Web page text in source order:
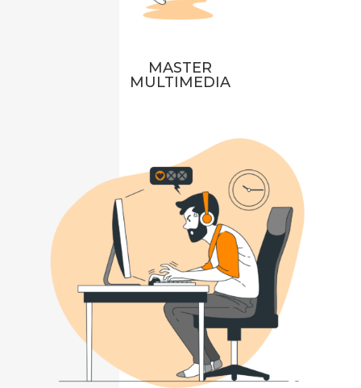
MASTER
MULTIMEDIA